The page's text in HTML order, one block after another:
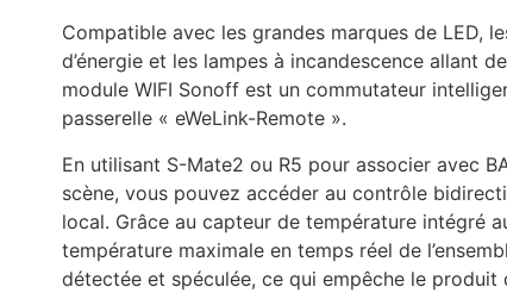
Compatible avec les grandes marques de LED,
d’énergie et les lampes à incandescence allant
module WIFI Sonoff est un commutateur
passerelle « eWeLink-Remote ».
En utilisant S-Mate2 ou R5 pour associer avec
scène, vous pouvez accéder au contrôle
local. Grâce au capteur de température intégré
température maximale en temps réel de
détectée et spéculée, ce qui empêche le produit